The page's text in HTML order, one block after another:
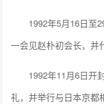
1992年5月16日至29
一会见赵朴初会长，并
1992年11月6日开封
礼，并举行与日本京都